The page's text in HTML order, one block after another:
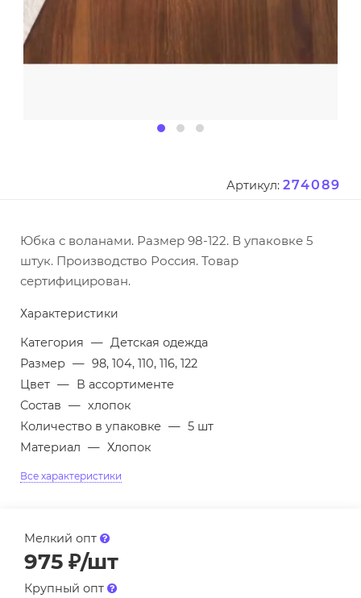
Артикул: 274089
Юбка с воланами. Размер 98-122. В упаковке 5
штук. Производство Россия. Товар
сертифицирован.
Характеристики
Категория — Детская одежда
Размер — 98, 104, 110, 116, 122
Цвет — В ассортименте
Состав — хлопок
Количество в упаковке — 5 шт
Материал — Хлопок
Все характеристики
Мелкий опт
975 ₽/шт
Крупный опт